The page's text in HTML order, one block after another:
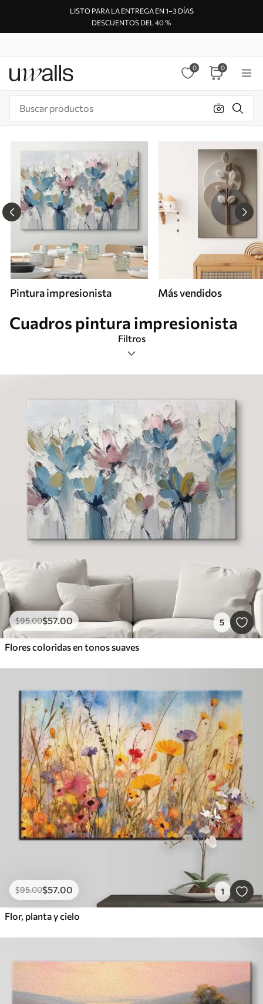
LISTO PARA LA ENTREGA EN 1–3 DÍAS
DESCUENTOS DEL 40 %
0 0
Pintura impresionista Más vendidos
Cuadros pintura impresionista
Filtros
Etiquetas
Formato de imagen
Canvas Impressionist
Más popular
Borrar todos los filtros
$95.00$57.00 5
Flores coloridas en tonos suaves
$95.00$57.00 1
Flor, planta y cielo